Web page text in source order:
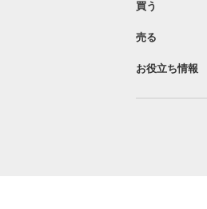
買う
売る
お役立ち情報